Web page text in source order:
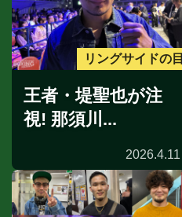
リングサイドの目
王者・堤聖也が注
視! 那須川...
2026.4.11